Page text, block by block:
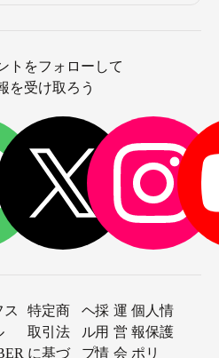
トをフォローして
を受け取ろう
ス
特定商
取引法
に基づ
ヘ
ル
プ
採
用
情
運
営
会
個人情
報保護
ポリ